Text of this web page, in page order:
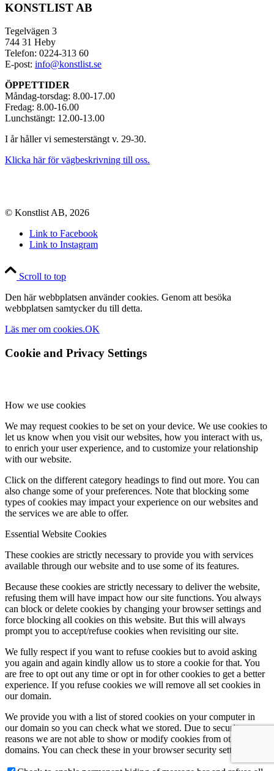
KONSTLIST AB
Tegelvägen 3
744 31 Heby
Telefon: 0224-313 60
E-post: info@konstlist.se
ÖPPETTIDER
Måndag-torsdag: 8.00-17.00
Fredag: 8.00-16.00
Lunchstängt: 12.00-13.00
I år håller vi semesterstängt v. 29-30.
Klicka här för vägbeskrivning till oss.
© Konstlist AB, 2026
Link to Facebook
Link to Instagram
Scroll to top
Den här webbplatsen använder cookies. Genom att besöka
webbplatsen samtycker du till detta.
Läs mer om cookies.OK
Cookie and Privacy Settings
How we use cookies
We may request cookies to be set on your device. We use cookies to
let us know when you visit our websites, how you interact with us,
to enrich your user experience, and to customize your relationship
with our website.
Click on the different category headings to find out more. You can
also change some of your preferences. Note that blocking some
types of cookies may impact your experience on our websites and
the services we are able to offer.
Essential Website Cookies
These cookies are strictly necessary to provide you with services
available through our website and to use some of its features.
Because these cookies are strictly necessary to deliver the website,
refusing them will have impact how our site functions. You always
can block or delete cookies by changing your browser settings and
force blocking all cookies on this website. But this will always
prompt you to accept/refuse cookies when revisiting our site.
We fully respect if you want to refuse cookies but to avoid asking
you again and again kindly allow us to store a cookie for that. You
are free to opt out any time or opt in for other cookies to get a better
experience. If you refuse cookies we will remove all set cookies in
our domain.
We provide you with a list of stored cookies on your computer in
our domain so you can check what we stored. Due to security
reasons we are not able to show or modify cookies from other
domains. You can check these in your browser security settings.